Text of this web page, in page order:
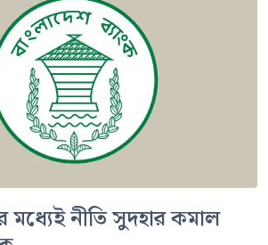
মধ্যেই নীতি সুদহার কমাল